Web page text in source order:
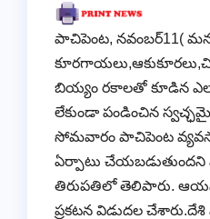
పాచిపెంట, నవంబర్11(
బియ్యం రకాలతో కూడిన
లేకుండా పండించిన
సోమవారం పాచిపెంట
ఏర్పాటు
తిరుపతిలో తెలిపారు.
ప్రకటన విడుదల